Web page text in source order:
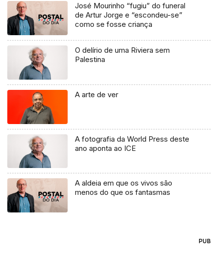
José Mourinho “fugiu” do funeral
de Artur Jorge e “escondeu-se”
como se fosse criança
O delírio de uma Riviera sem
Palestina
A arte de ver
A fotografia da World Press deste
ano aponta ao ICE
A aldeia em que os vivos são
menos do que os fantasmas
PUB